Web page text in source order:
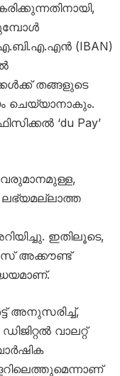
(IBAN)
തങ്ങളുടെ
ചെയ്യാനാകും.
‘du Pay’
വരുമാനമുള്ള,
ലഭ്യമല്ലാത്ത
ഇതിലൂടെ,
അക്കൗണ്ട്
അനുസരിച്ച്,
വാലറ്റ്